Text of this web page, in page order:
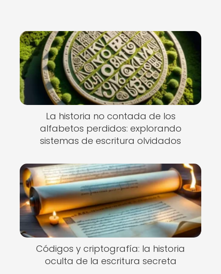
La historia no contada de los
alfabetos perdidos: explorando
sistemas de escritura olvidados
Códigos y criptografía: la historia
oculta de la escritura secreta